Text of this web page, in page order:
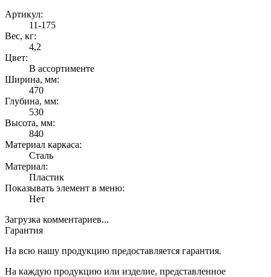
Артикул:
11-175
Вес, кг:
4,2
Цвет:
В ассортименте
Ширина, мм:
470
Глубина, мм:
530
Высота, мм:
840
Материал каркаса:
Сталь
Материал:
Пластик
Показывать элемент в меню:
Нет
Загрузка комментариев...
Гарантия
На всю нашу продукцию предоставляется гарантия.
На каждую продукцию или изделие, представленное